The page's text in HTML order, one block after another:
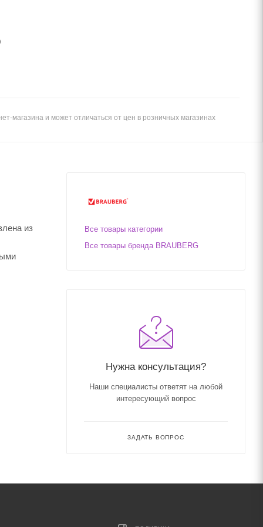
магазина и может отличаться от цен в розничных магазинах
из
Все товары категории
Все товары бренда BRAUBERG
Нужна консультация?
Наши специалисты ответят на любой
интересующий вопрос
ЗАДАТЬ ВОПРОС